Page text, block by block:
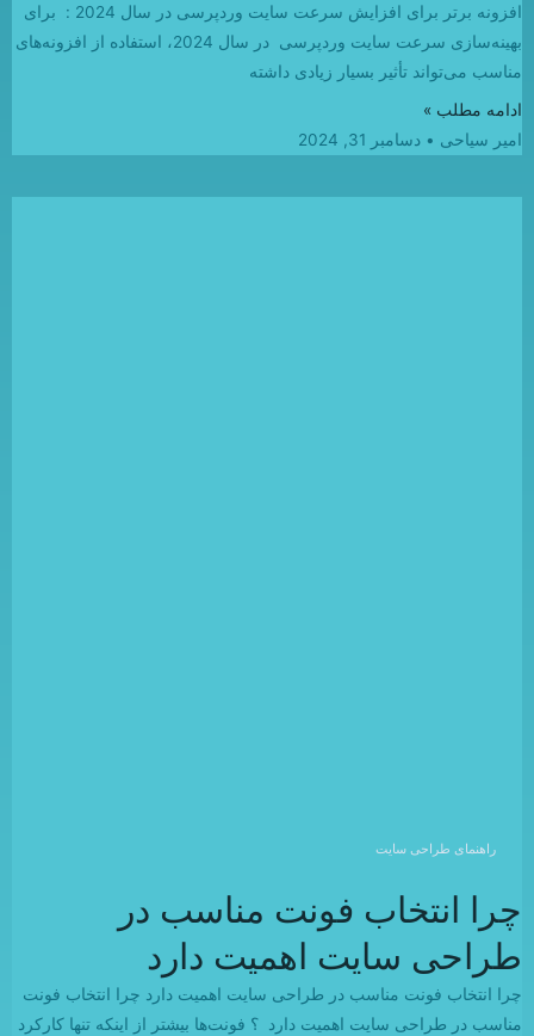
افزونه برتر برای افزایش سرعت سایت وردپرسی در سال 2024 : برای
بهینه‌سازی سرعت سایت وردپرسی در سال 2024، استفاده از افزونه‌های
مناسب می‌تواند تأثیر بسیار زیادی داشته
ادامه مطلب »
امیر سیاحی
دسامبر 31, 2024
راهنمای طراحی سایت
چرا انتخاب فونت مناسب در
طراحی سایت اهمیت دارد
چرا انتخاب فونت مناسب در طراحی سایت اهمیت دارد چرا انتخاب فونت
مناسب در طراحی سایت اهمیت دارد ؟ فونت‌ها بیشتر از اینکه تنها کارکرد